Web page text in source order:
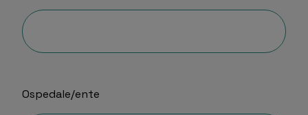
Ospedale/ente